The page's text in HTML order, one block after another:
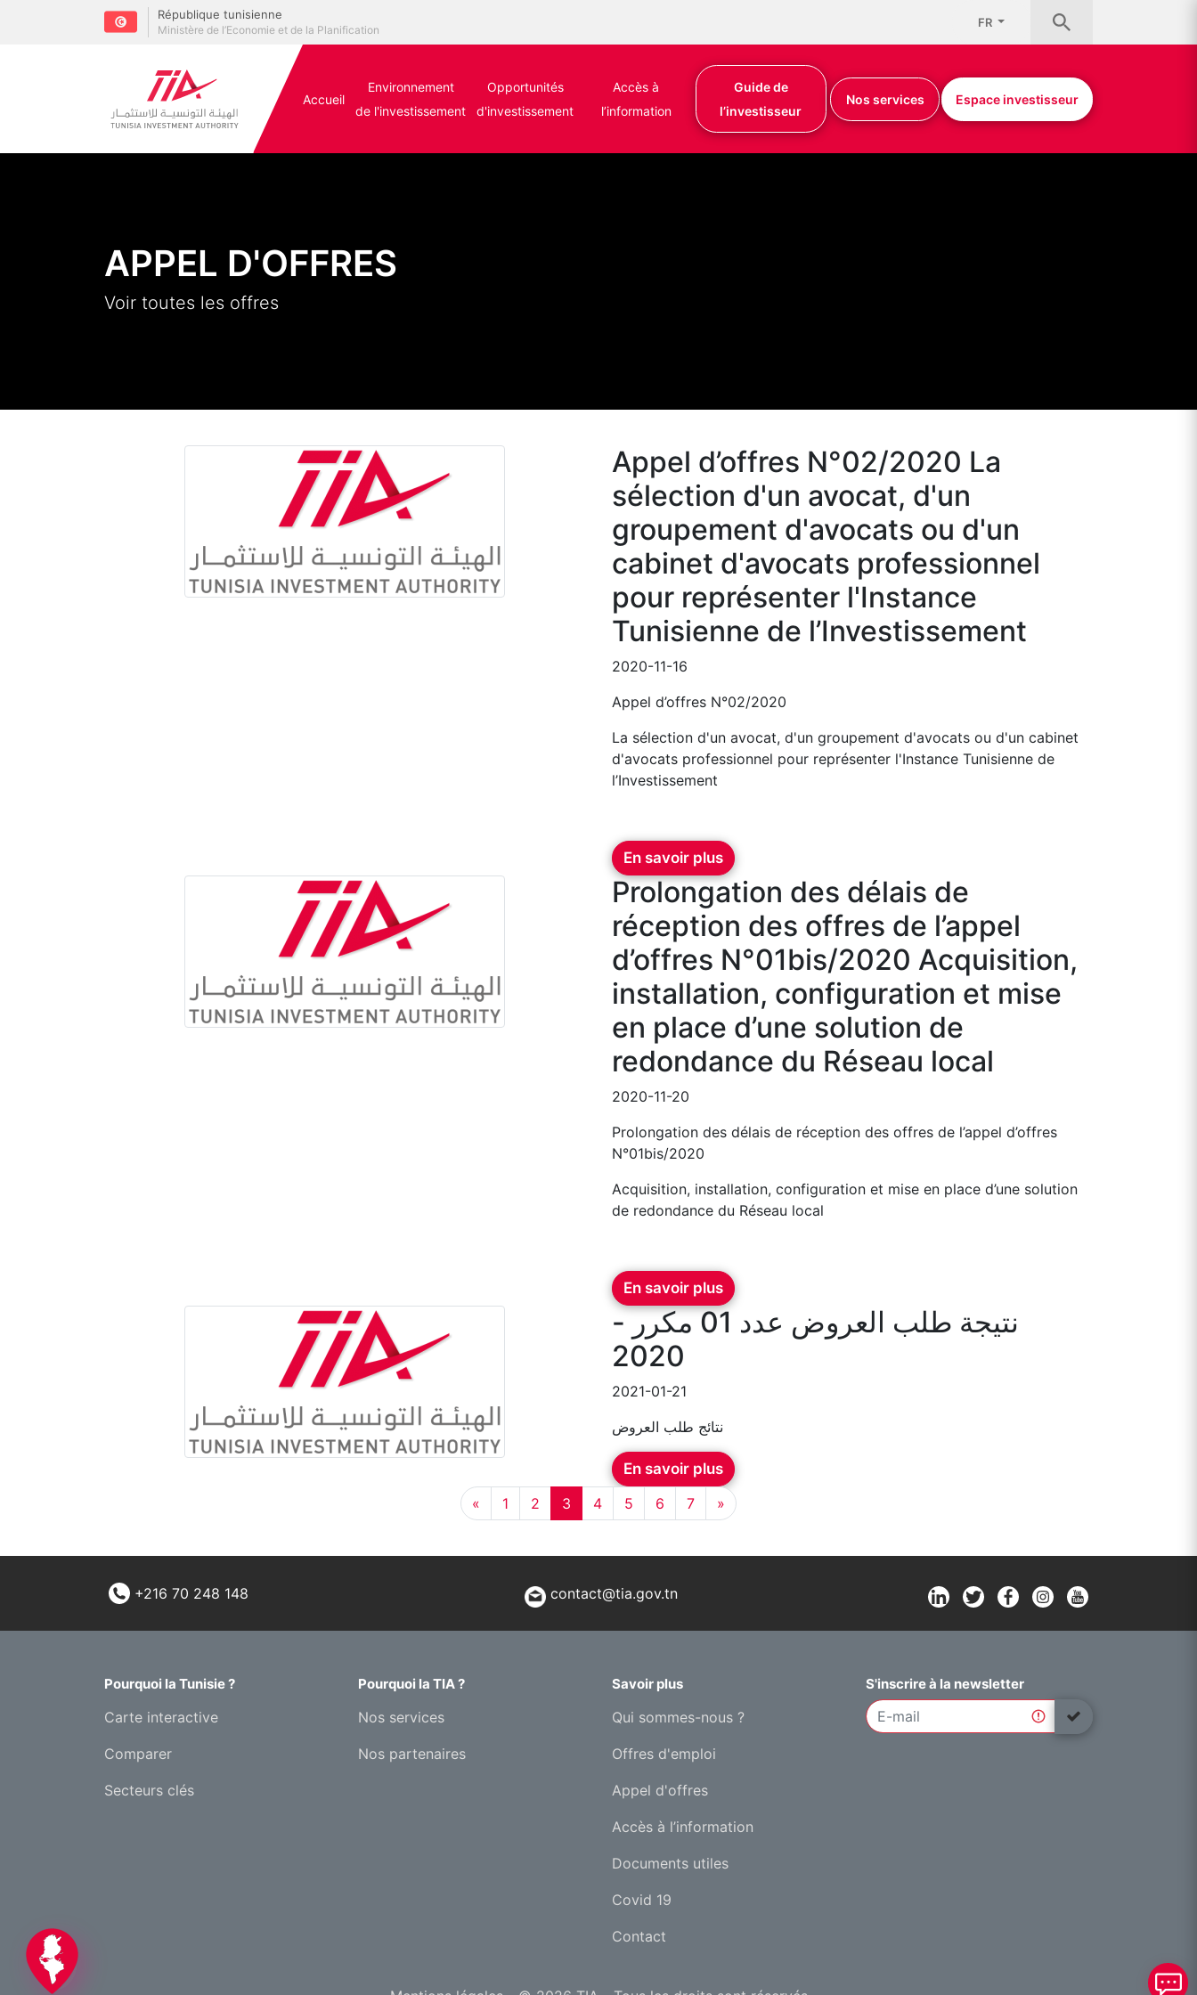
République tunisienne
Ministère de l’Economie et de la Planification
FR
Accueil
Environnement
de l'investissement
Opportunités
d'investissement
Accès à
l’information
Guide de
l’investisseur
Nos services Espace investisseur
APPEL D'OFFRES
Voir toutes les offres
Appel d’offres N°02/2020 La
sélection d'un avocat, d'un
groupement d'avocats ou d'un
cabinet d'avocats professionnel
pour représenter l'Instance
Tunisienne de l’Investissement
2020-11-16
Appel d’offres N°02/2020
La sélection d'un avocat, d'un groupement d'avocats ou d'un cabinet
d'avocats professionnel pour représenter l'Instance Tunisienne de
l’Investissement
En savoir plus
Prolongation des délais de
réception des offres de l’appel
d’offres N°01bis/2020 Acquisition,
installation, configuration et mise
en place d’une solution de
redondance du Réseau local
2020-11-20
Prolongation des délais de réception des offres de l’appel d’offres
N°01bis/2020
Acquisition, installation, configuration et mise en place d’une solution
de redondance du Réseau local
En savoir plus
نتيجة طلب العروض عدد 01 مكرر -
2020
2021-01-21
نتائج طلب العروض
En savoir plus
«
1 2 3 4 5 6 7 »
+216 70 248 148 contact@tia.gov.tn
Pourquoi la Tunisie ?
Carte interactive
Comparer
Secteurs clés
Pourquoi la TIA ?
Nos services
Nos partenaires
Savoir plus
Qui sommes-nous ?
Offres d'emploi
Appel d'offres
Accès à l’information
Documents utiles
Covid 19
Contact
S'inscrire à la newsletter